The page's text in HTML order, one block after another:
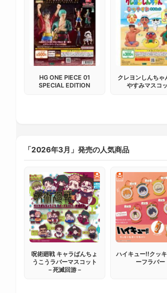
HG ONE PIECE 01
SPECIAL EDITION
クレヨンしんちゃ
やすみマスコ
「2026年3月」発売の人気商品
呪術廻戦 キャラばんちょ
うこうラバーマスコット
－死滅回游－
ハイキュー!!クッ
ーフラバー